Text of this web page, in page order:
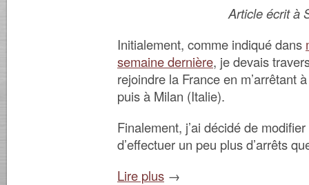
Article écrit à
Initialement, comme indiqué dans
semaine dernière, je devais
rejoindre la France en m’arrêtant
puis à Milan (Italie).
Finalement, j’ai décidé de
d’effectuer un peu plus d’arrêts
Lire plus →